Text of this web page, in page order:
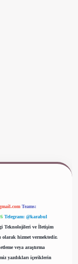
Teams:
Telegram: @karabul
Teknolojileri ve İletişim
olarak hizmet vermektedir.
veya araştırma
yazdıkları içeriklerin